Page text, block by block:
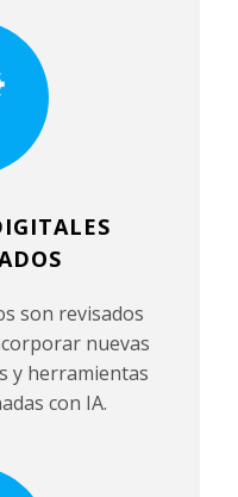
son revisados
nuevas
y herramientas
con IA.